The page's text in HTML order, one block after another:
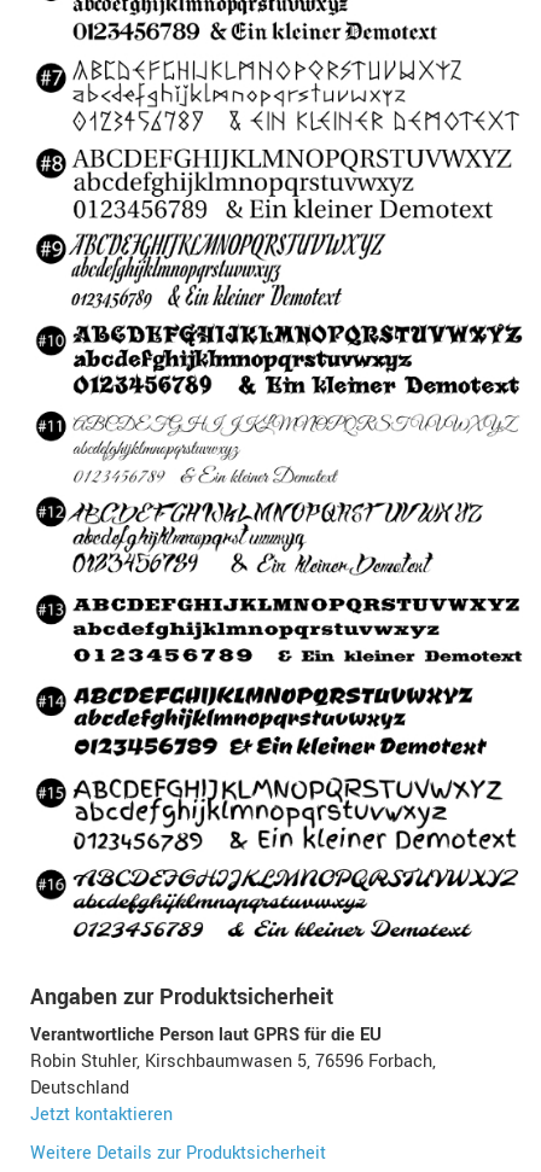
Angaben zur Produktsicherheit
Verantwortliche Person laut GPRS für die EU
Robin Stuhler, Kirschbaumwasen 5, 76596 Forbach,
Deutschland
Jetzt kontaktieren
Weitere Details zur Produktsicherheit